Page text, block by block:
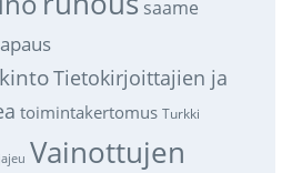
saame
Tietokirjoittajien ja
toimintakertomus Turkki
Vainottujen